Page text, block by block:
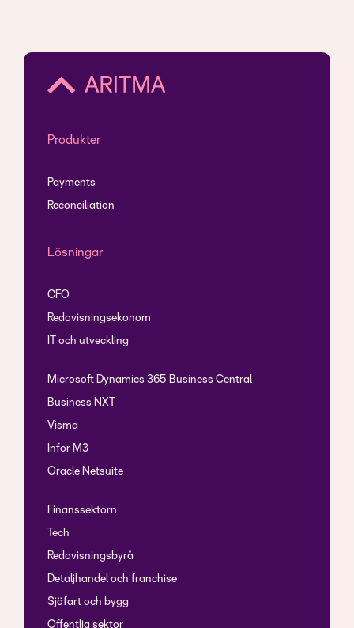
Produkter
Payments
Reconciliation
Lösningar
CFO
Redovisningsekonom
IT och utveckling
Microsoft Dynamics 365 Business Central
Business NXT
Visma
Infor M3
Oracle Netsuite
Finanssektorn
Tech
Redovisningsbyrå
Detaljhandel och franchise
Sjöfart och bygg
Offentlig sektor